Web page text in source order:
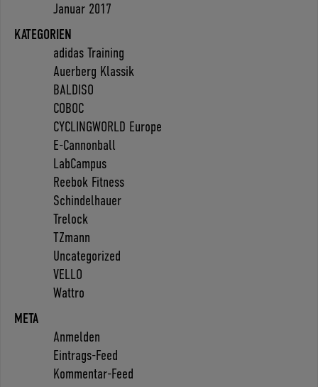
Januar 2017
KATEGORIEN
adidas Training
Auerberg Klassik
BALDISO
COBOC
CYCLINGWORLD Europe
E-Cannonball
LabCampus
Reebok Fitness
Schindelhauer
Trelock
TZmann
Uncategorized
VELLO
Wattro
META
Anmelden
Eintrags-Feed
Kommentar-Feed